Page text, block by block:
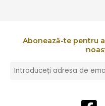
Abonează-te pentru